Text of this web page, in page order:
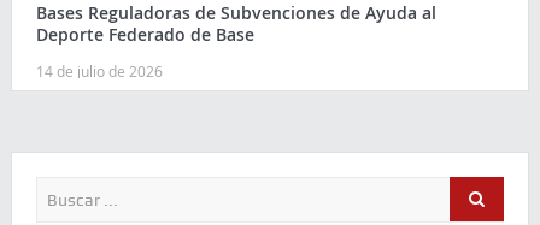
Bases Reguladoras de Subvenciones de Ayuda al
Deporte Federado de Base
14 de julio de 2026